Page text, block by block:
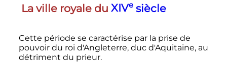
La ville royale du XIVesiècle
Cette période se caractérise par la prise de
pouvoir du roi d'Angleterre, duc d'Aquitaine, au
détriment du prieur.